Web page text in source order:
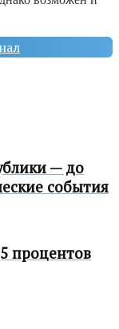
— до
события
процентов